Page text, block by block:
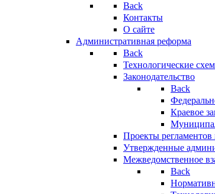
Back
Контакты
О сайте
Административная реформа
Back
Технологические
Законодательство
Back
Краевое
Проекты
Утвержденные
Межведомственное
Back